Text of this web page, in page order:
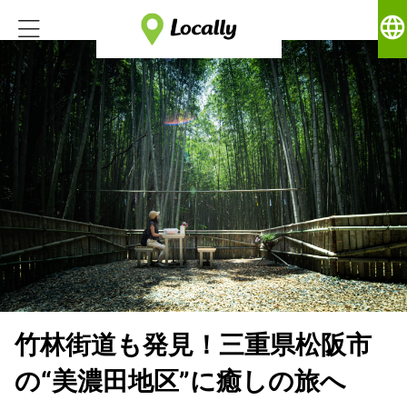
language
竹林街道も発見！三重県松阪市
の“美濃田地区”に癒しの旅へ